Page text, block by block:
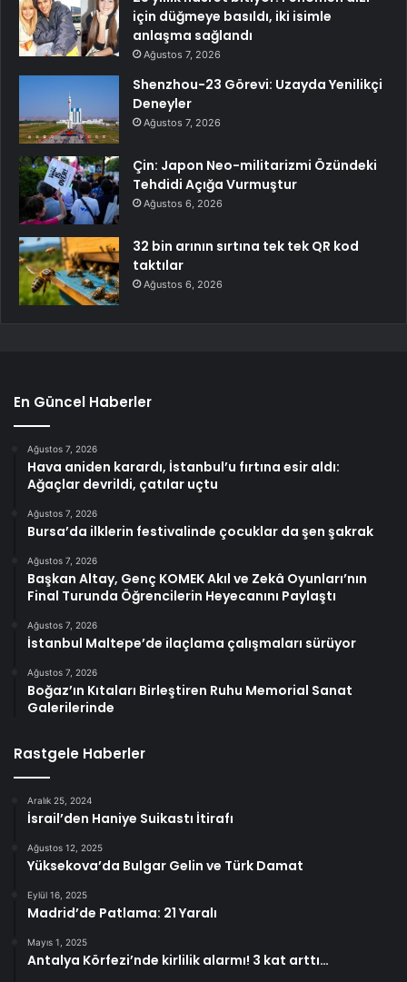
için düğmeye basıldı, iki isimle
anlaşma sağlandı
Ağustos 7, 2026
Shenzhou-23 Görevi: Uzayda Yenilikçi
Deneyler
Ağustos 7, 2026
Çin: Japon Neo-militarizmi Özündeki
Tehdidi Açığa Vurmuştur
Ağustos 6, 2026
32 bin arının sırtına tek tek QR kod
taktılar
Ağustos 6, 2026
En Güncel Haberler
Ağustos 7, 2026
Hava aniden karardı, İstanbul’u fırtına esir aldı:
Ağaçlar devrildi, çatılar uçtu
Ağustos 7, 2026
Bursa’da ilklerin festivalinde çocuklar da şen şakrak
Ağustos 7, 2026
Başkan Altay, Genç KOMEK Akıl ve Zekâ Oyunları’nın
Final Turunda Öğrencilerin Heyecanını Paylaştı
Ağustos 7, 2026
İstanbul Maltepe’de ilaçlama çalışmaları sürüyor
Ağustos 7, 2026
Boğaz’ın Kıtaları Birleştiren Ruhu Memorial Sanat
Galerilerinde
Rastgele Haberler
Aralık 25, 2024
İsrail’den Haniye Suikastı İtirafı
Ağustos 12, 2025
Yüksekova’da Bulgar Gelin ve Türk Damat
Eylül 16, 2025
Madrid’de Patlama: 21 Yaralı
Mayıs 1, 2025
Antalya Körfezi’nde kirlilik alarmı! 3 kat arttı…